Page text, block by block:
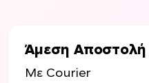
Άμεση
Με Courier